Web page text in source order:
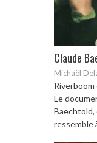
Claude
Michaël
Riverboom
Le
Baechtold,
ressemble